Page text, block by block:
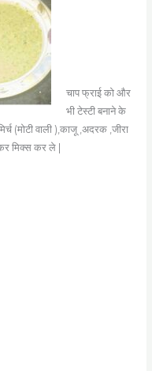
चाप फ्राई को और
भी टेस्टी बनाने के
(मोटी वाली ),काजू ,अदरक ,जीरा
मिक्स कर ले |